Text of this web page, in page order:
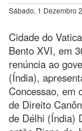
Sábado, 1 Dezembro
Cidade do
Bento XVI, em
renúncia ao
(Índia),
Concessao, em
de Direito
de Délhi (Índia)